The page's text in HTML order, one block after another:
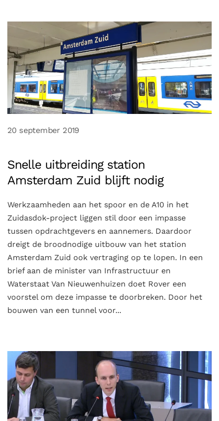
20 september 2019
Snelle uitbreiding station
Amsterdam Zuid blijft nodig
Werkzaamheden aan het spoor en de A10 in het
Zuidasdok-project liggen stil door een impasse
tussen opdrachtgevers en aannemers. Daardoor
dreigt de broodnodige uitbouw van het station
Amsterdam Zuid ook vertraging op te lopen. In een
brief aan de minister van Infrastructuur en
Waterstaat Van Nieuwenhuizen doet Rover een
voorstel om deze impasse te doorbreken. Door het
bouwen van een tunnel voor...